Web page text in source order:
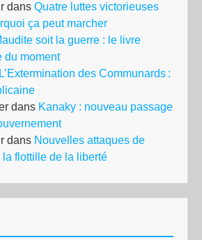
dans Quatre luttes victorieuses
ça peut marcher
soit la guerre : le livre
du moment
L’Extermination des Communards :
dans Kanaky : nouveau passage
dans Nouvelles attaques de
la flottille de la liberté